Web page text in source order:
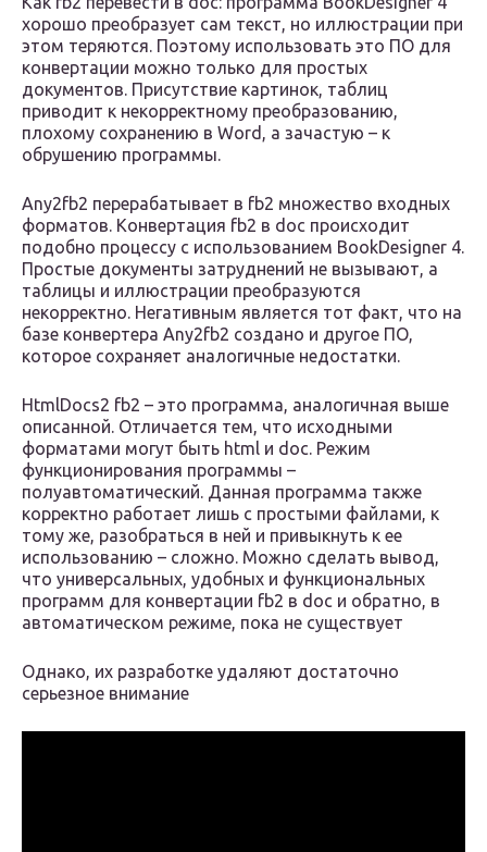
хорошо преобразует сам текст, но иллюстрации при
этом теряются. Поэтому использовать это ПО для
конвертации можно только для простых
документов. Присутствие картинок, таблиц
приводит к некорректному преобразованию,
плохому сохранению в Word, а зачастую – к
обрушению программы.
Any2fb2 перерабатывает в fb2 множество входных
форматов. Конвертация fb2 в doc происходит
подобно процессу с использованием BookDesigner 4.
Простые документы затруднений не вызывают, а
таблицы и иллюстрации преобразуются
некорректно. Негативным является тот факт, что на
базе конвертера Any2fb2 создано и другое ПО,
которое сохраняет аналогичные недостатки.
HtmlDocs2 fb2 – это программа, аналогичная выше
описанной. Отличается тем, что исходными
форматами могут быть html и doc. Режим
функционирования программы –
полуавтоматический. Данная программа также
корректно работает лишь с простыми файлами, к
тому же, разобраться в ней и привыкнуть к ее
использованию – сложно. Можно сделать вывод,
что универсальных, удобных и функциональных
программ для конвертации fb2 в doc и обратно, в
автоматическом режиме, пока не существует
Однако, их разработке удаляют достаточно
серьезное внимание